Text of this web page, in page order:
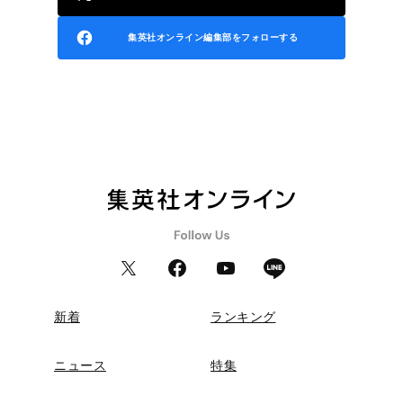
集英社オンライン編集部をフォローする
新着 ランキング
ニュース 特集